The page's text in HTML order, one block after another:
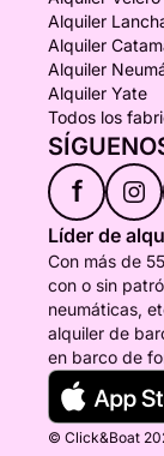
Alquiler
Alquiler
Alquiler
Alquiler Yate
Todos los
f
Líder de
Con más de
con o sin
neumáticas,
alquiler de
en barco de
© Click&Boat